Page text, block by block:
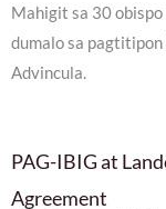
Mahigit sa 30 obispo
dumalo sa
Advincula.
PAG-IBIG at
Agreement